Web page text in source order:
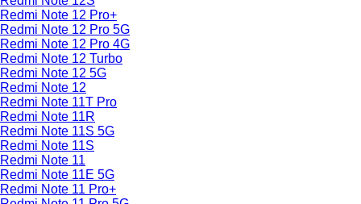
Redmi Note 12 Pro+
Redmi Note 12 Pro 5G
Redmi Note 12 Pro 4G
Redmi Note 12 Turbo
Redmi Note 12 5G
Redmi Note 12
Redmi Note 11T Pro
Redmi Note 11R
Redmi Note 11S 5G
Redmi Note 11S
Redmi Note 11
Redmi Note 11E 5G
Redmi Note 11 Pro+